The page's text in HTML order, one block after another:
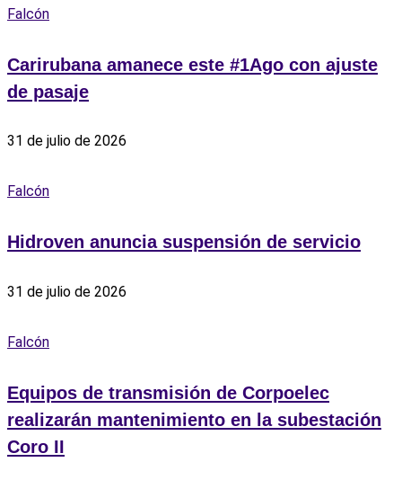
Falcón
‎Carirubana amanece este #1Ago con ajuste
de pasaje
31 de julio de 2026
Falcón
Hidroven anuncia suspensión de servicio
31 de julio de 2026
Falcón
Equipos de transmisión de Corpoelec
realizarán mantenimiento en la subestación
Coro II